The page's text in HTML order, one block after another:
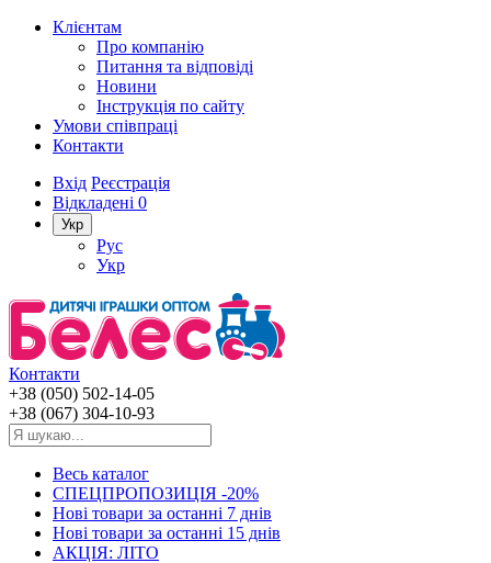
Клієнтам
Про компанію
Питання та відповіді
Новини
Інструкція по сайту
Умови співпраці
Контакти
Вхід Реєстрація
Відкладені 0
Укр
Рус
Укр
Контакти
+38 (050) 502-14-05
+38 (067) 304-10-93
Весь каталог
СПЕЦПРОПОЗИЦІЯ -20%
Нові товари за останнi 7 днiв
Нові товари за останнi 15 днiв
АКЦІЯ: ЛІТО